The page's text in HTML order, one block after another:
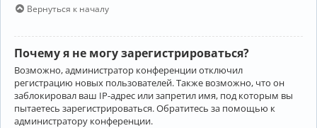
Вернуться к началу
Почему я не могу зарегистрироваться?
Возможно, администратор конференции отключил
регистрацию новых пользователей. Также возможно, что он
заблокировал ваш IP-адрес или запретил имя, под которым вы
пытаетесь зарегистрироваться. Обратитесь за помощью к
администратору конференции.